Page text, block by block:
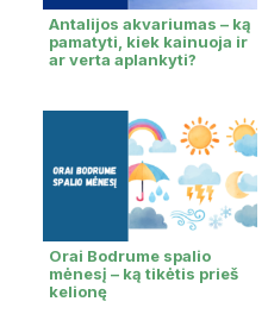
Antalijos akvariumas – ką
pamatyti, kiek kainuoja ir
ar verta aplankyti?
Orai Bodrume spalio
mėnesį – ką tikėtis prieš
kelionę